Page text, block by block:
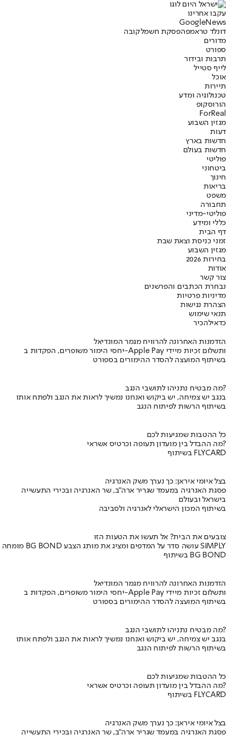
עקבו אחרינו
Googl eNews
דונלד טראמפהפסקת חשמלקובה
מדורים
ספורט
תרבות ובידור
לייף סטייל
אוכל
תיירות
טכנולוגיה ומדע
הורוסקופ
ForReal
מגזין השבוע
דעות
חדשות בארץ
חדשות בעולם
פוליטי
ביטחוני
חינוך
בריאות
משפט
תחבורה
פוליטי-מדיני
כללי ומידע
דף הבית
זמני כניסת וצאת שבת
מגזין השבוע
בחירות 2026
אודות
צור קשר
נבחרת הכתבים והפרשנים
מדיניות פרטיות
הצהרת נגישות
תנאי שימוש
כדאילהכיר
הזדמנות האחרונה להרוויח מגמר המונדיאל
יחסי הימור משופרים, הפקדות ב-Apple Pay ותשלום זכיות מיידי
בשיתוף המועצה להסדר ההימורים בספורט
מה מבטיח נתניהו לתושבי הנגב?
בנגב יש צמיחה, יש ביקוש ואנחנו נמשיך לראות את הנגב ולפתח אותו
בשיתוף הרשות לפיתוח הנגב
כל ההטבות שמגיעות לכם
מה ההבדל בין מועדון תעופה וכרטיס אשראי?
בשיתוף FLYCARD
בצל איומי איראן: כך נערך משק האנרגיה
פסגת האנרגיה במעמד שגריר ארה"ב, שר האנרגיה ובכירי התעשייה
בישראל ובעולם
בשיתוף המכון הישראלי לאנרגיה ולסביבה
צובעים את הבית? אל תעשו את הטעות הזו
מומחה BG BOND עושה סדר על המדפים ומציג את מותג הצבע SIMPLY
בשיתוף BG BOND
הזדמנות האחרונה להרוויח מגמר המונדיאל
יחסי הימור משופרים, הפקדות ב-Apple Pay ותשלום זכיות מיידי
בשיתוף המועצה להסדר ההימורים בספורט
מה מבטיח נתניהו לתושבי הנגב?
בנגב יש צמיחה, יש ביקוש ואנחנו נמשיך לראות את הנגב ולפתח אותו
בשיתוף הרשות לפיתוח הנגב
כל ההטבות שמגיעות לכם
מה ההבדל בין מועדון תעופה וכרטיס אשראי?
בשיתוף FLYCARD
בצל איומי איראן: כך נערך משק האנרגיה
פסגת האנרגיה במעמד שגריר ארה"ב, שר האנרגיה ובכירי התעשייה